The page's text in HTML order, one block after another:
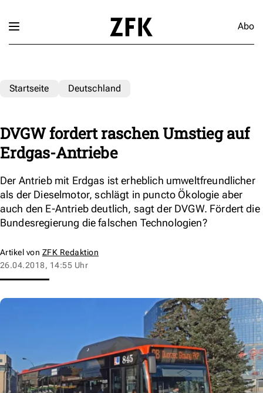
Abo
Startseite Deutschland
DVGW fordert raschen Umstieg auf
Erdgas-Antriebe
Der Antrieb mit Erdgas ist erheblich umweltfreundlicher
als der Dieselmotor, schlägt in puncto Ökologie aber
auch den E-Antrieb deutlich, sagt der DVGW. Fördert die
Bundesregierung die falschen Technologien?
Artikel von ZFK Redaktion
26.04.2018, 14:55 Uhr